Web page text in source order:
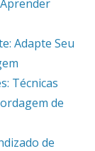
Adapte Seu
Técnicas
de
de